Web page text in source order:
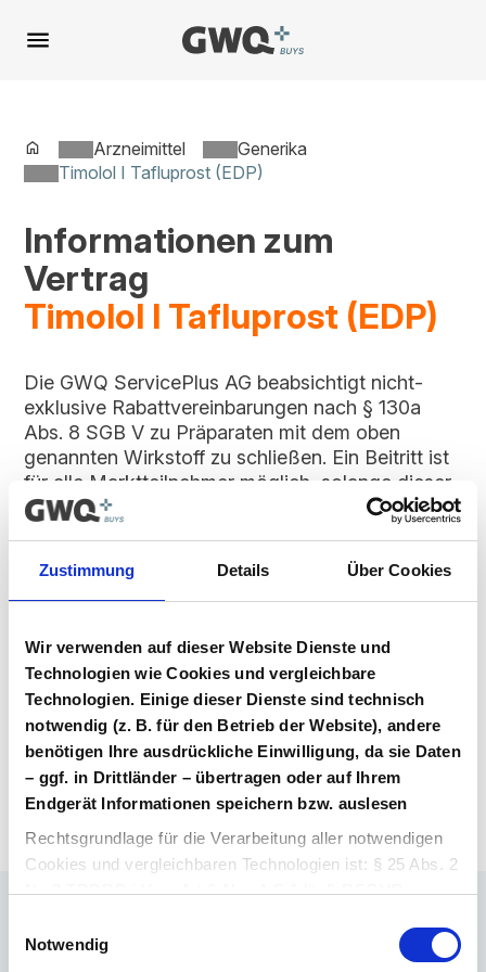
Zustimmung Details Über Cookies
Wir verwenden auf dieser Website Dienste und
Technologien wie Cookies und vergleichbare
Technologien. Einige dieser Dienste sind technisch
notwendig (z. B. für den Betrieb der Website), andere
benötigen Ihre ausdrückliche Einwilligung, da sie Daten
– ggf. in Drittländer – übertragen oder auf Ihrem
Endgerät Informationen speichern bzw. auslesen
Rechtsgrundlage für die Verarbeitung aller notwendigen
Cookies und vergleichbaren Technologien ist: § 25 Abs. 2
Nr. 2 TDDDG i.V.m. Art 6 Abs. 1 S.1 lit. f) DSGVO.
Rechtsgrundlage für die Verarbeitung aller weiteren
Notwendig
Spring
zu
Arzneimittel
Generika
Timolol I Tafluprost (EDP)
Informationen zum
Vertrag
Timolol I Tafluprost (EDP)
Die GWQ ServicePlus AG beabsichtigt nicht-
exklusive Rabattvereinbarungen nach § 130a
Abs. 8 SGB V zu Präparaten mit dem oben
genannten Wirkstoff zu schließen. Ein Beitritt ist
für alle Marktteilnehmer möglich, solange dieser
Vertrag im Vergabeportal gelistet ist.
Vertragsunterlagen
Bitte melden Sie sich an, um Ihre
herunterzuladen. Sie haben noch kein
Benutzerkonto? Dann können Sie sich hier
direkt registrieren.
Login Arzneimittel Konto erstellen
Ihr Ansprechpartner